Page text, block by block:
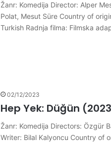
Žanr: Komedija Director: Alper
Polat, Mesut Süre Country of
Turkish Radnja filma: Filmska
02/12/2023
Hep Yek: Düğün
Žanr: Komedija Directors: Özgür
Writer: Bilal Kalyoncu Country of